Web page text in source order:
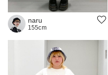
naru
155cm